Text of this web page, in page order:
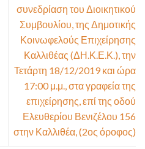
συνεδρίαση του Διοικητικού
Συμβουλίου, της Δημοτικής
Κοινωφελούς Επιχείρησης
Καλλιθέας (ΔΗ.Κ.Ε.Κ.), την
Τετάρτη 18/12/2019 και ώρα
17:00 μ.μ., στα γραφεία της
επιχείρησης, επί της οδού
Ελευθερίου Βενιζέλου 156
στην Καλλιθέα, (2ος όροφος)